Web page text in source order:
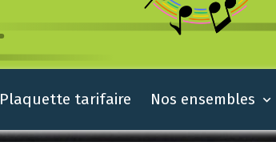
Plaquette tarifaire Nos ensembles